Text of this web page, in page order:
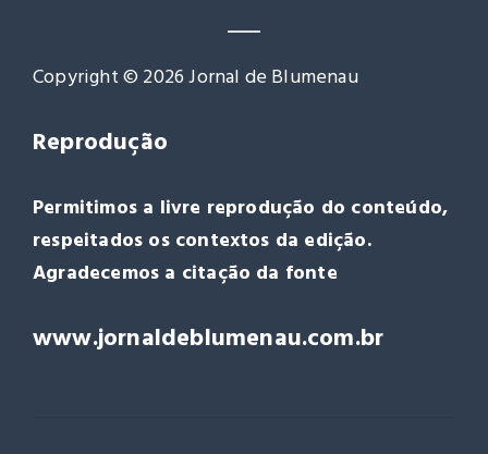
Copyright © 2026 Jornal de Blumenau
Reprodução
Permitimos a livre reprodução do conteúdo,
respeitados os contextos da edição.
Agradecemos a citação da fonte
www.jornaldeblumenau.com.br